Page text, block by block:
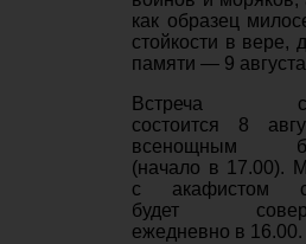
как образец
стойкости в вере,
памяти — 9
Встреча
состоится 8
всенощным
(начало в 17.00).
с акафистом
будет
ежедневно в 16.00.